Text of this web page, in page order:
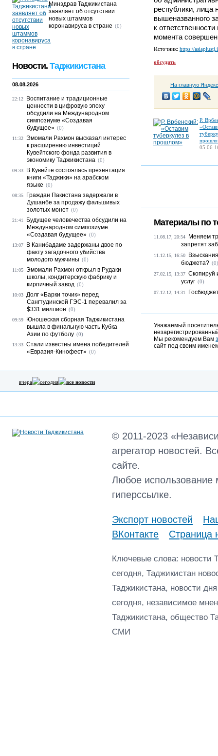
республики,
вышеназванного
к
момента
Источник: https://
обсудить
На главную
Р.
05.06
Материалы по
11.08.17, 20:54
Меняем
запретят
11.12.15, 16:50
бюджета? (0)
27.02.15, 13:37 Скопируй
услуг (0)
07.12.12, 14:31
Уважаемый
Мы рекомендуем Вам
сайт под своим
Минздрав Таджикистана
заявляет об отсутствии
новых штаммов
коронавируса в стране (0)
Новости. Таджикистана
08.08.2026
22:12
Воспитание и традиционные
ценности в цифровую эпоху
обсудили на Международном
симпозиуме «Создавая
будущее» (0)
11:32 Эмомали Рахмон высказал интерес
к расширению инвестиций
Кувейтского фонда развития в
экономику Таджикистана (0)
09:33
В Кувейте состоялась презентация
книги «Таджики» на арабском
языке (0)
08:35
Граждан Пакистана задержали в
Душанбе за продажу фальшивых
золотых монет (0)
21:41
Будущее человечества обсудили на
Международном симпозиуме
«Создавая будущее» (0)
13:07
В Канибадаме задержаны двое по
факту загадочного убийства
молодого мужчины (0)
11:05 Эмомали Рахмон открыл в Рудаки
школы, кондитерскую фабрику и
кирпичный завод (0)
10:03 Долг «Барки точик» перед
Сангтудинской ГЭС-1 перевалил за
$331 миллион (0)
09:59
Юношеская сборная Таджикистана
вышла в финальную часть Кубка
Азии по футболу (0)
13:33 Стали известны имена победителей
«Евразия-Кинофест» (0)
вчера сегодня все новости
© 2011-2023
агрегатор новостей.
сайте.
Любое использование
гиперссылке.
Экспорт новостей
ВКонтакте
Страница
Ключевые слова: новости
сегодня, Таджикистан
Таджикистана, новости
сегодня, независимое
Таджикистана, общество
СМИ